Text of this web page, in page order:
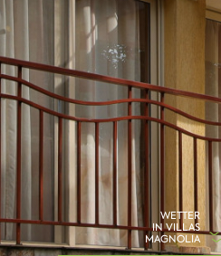
WETTER
IN VILLAS
MAGNOLIA